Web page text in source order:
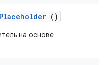
Placeholder ()
на основе